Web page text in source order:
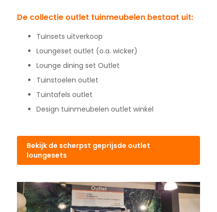
De collectie outlet tuinmeubelen bestaat uit:
Tuinsets uitverkoop
Loungeset outlet (o.a. wicker)
Lounge dining set Outlet
Tuinstoelen outlet
Tuintafels outlet
Design tuinmeubelen outlet winkel
Bekijk de scherpst geprijsde outlet
loungesets